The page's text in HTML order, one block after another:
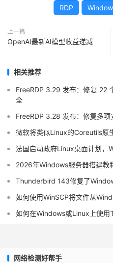
RDP
上一篇
OpenAI最新AI模型收益递减
相关推荐
FreeRDP 3.29 发布：修复 22
全
FreeRDP 3.28 发布：修复多
微软将类似Linux的Coreutils原
法国启动政府Linux桌面计划，
2026年Windows服务器搭建教
Thunderbird 143修复了
如何使用WinSCP将文件从
如何在Windows或Linux上使用
网络检测好帮手